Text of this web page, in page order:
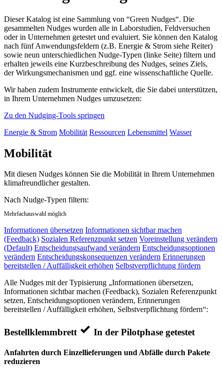
Dieser Katalog ist eine Sammlung von “Green Nudges“. Die
gesammelten Nudges wurden alle in Laborstudien, Feldversuchen
oder in Unternehmen getestet und evaluiert. Sie können den Katalog
nach fünf Anwendungsfeldern (z.B. Energie & Strom siehe Reiter)
sowie neun unterschiedlichen Nudge-Typen (linke Seite) filtern und
erhalten jeweils eine Kurzbeschreibung des Nudges, seines Ziels,
der Wirkungsmechanismen und ggf. eine wissenschaftliche Quelle.
Wir haben zudem Instrumente entwickelt, die Sie dabei unterstützen,
in Ihrem Unternehmen Nudges umzusetzen:
Zu den Nudging-Tools springen
Energie & Strom Mobilität Ressourcen Lebensmittel Wasser
Mobilität
Mit diesen Nudges können Sie die Mobilität in Ihrem Unternehmen
klimafreundlicher gestalten.
Nach Nudge-Typen filtern:
Mehrfachauswahl möglich
Informationen übersetzen Informationen sichtbar machen
(Feedback) Sozialen Referenzpunkt setzen Voreinstellung verändern
(Default) Entscheidungsaufwand verändern Entscheidungsoptionen
verändern Entscheidungskonsequenzen verändern Erinnerungen
bereitstellen / Auffälligkeit erhöhen Selbstverpflichtung fördern
Alle Nudges mit der Typisierung „Informationen übersetzen,
Informationen sichtbar machen (Feedback), Sozialen Referenzpunkt
setzen, Entscheidungsoptionen verändern, Erinnerungen
bereitstellen / Auffälligkeit erhöhen, Selbstverpflichtung fördern“:
Bestellklemmbrett In der Pilotphase getestet
Anfahrten durch Einzellieferungen und Abfälle durch Pakete
reduzieren